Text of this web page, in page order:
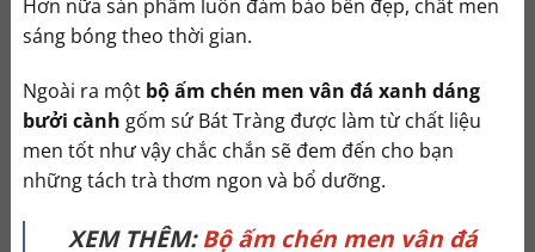
Hơn nữa sản phẩm luôn đảm bảo bền đẹp, chất men
sáng bóng theo thời gian.
Ngoài ra một bộ ấm chén men vân đá xanh dáng
bưởi cành gốm sứ Bát Tràng được làm từ chất liệu
men tốt như vậy chắc chắn sẽ đem đến cho bạn
những tách trà thơm ngon và bổ dưỡng.
XEM THÊM:Bộ ấm chén men vân đá